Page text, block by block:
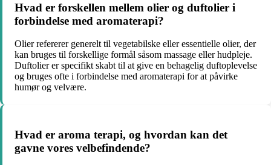
Hvad er forskellen mellem olier og duftolier i
forbindelse med aromaterapi?
Olier refererer generelt til vegetabilske eller essentielle olier, der
kan bruges til forskellige formål såsom massage eller hudpleje.
Duftolier er specifikt skabt til at give en behagelig duftoplevelse
og bruges ofte i forbindelse med aromaterapi for at påvirke
humør og velvære.
Hvad er aroma terapi, og hvordan kan det
gavne vores velbefindende?